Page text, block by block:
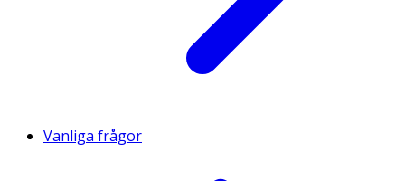
Vanliga frågor